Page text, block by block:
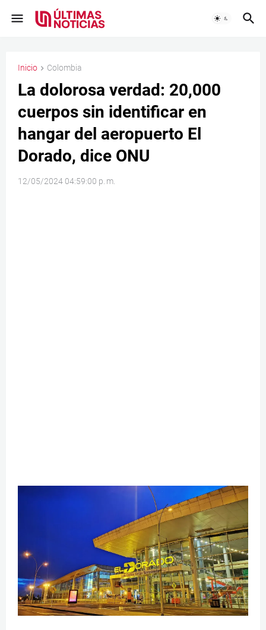
Inicio Colombia
La dolorosa verdad: 20,000
cuerpos sin identificar en
hangar del aeropuerto El
Dorado, dice ONU
12/05/2024 04:59:00 p. m.